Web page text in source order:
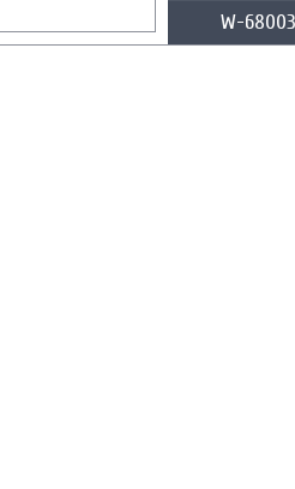
W-68003